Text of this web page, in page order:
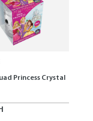
Princess Crystal